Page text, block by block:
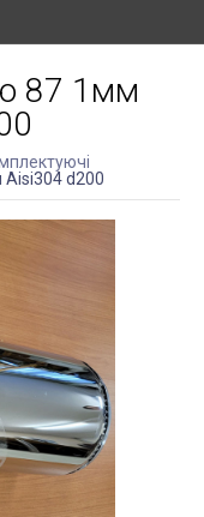
87 1мм
Aisi304 d200